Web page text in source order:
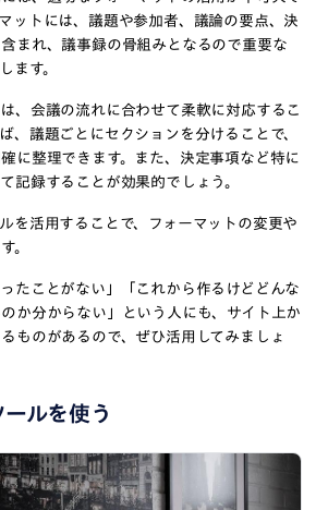
ットには、議題や参加者、議論の要点、決
まれ、議事録の骨組みとなるので重要な
ます。
、会議の流れに合わせて柔軟に対応するこ
、議題ごとにセクションを分けることで、
に整理できます。また、決定事項など特に
記録することが効果的でしょう。
を活用することで、フォーマットの変更や
。
ったことがない」「これから作るけどどんな
か分からない」という人にも、サイト上か
ものがあるので、ぜひ活用してみましょ
ルを使う